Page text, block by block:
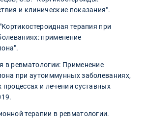
и клинические показания".
терапия при
применение
в ревматологии: Применение
при аутоиммунных заболеваниях,
процессах и лечении суставных
терапии в ревматологии.